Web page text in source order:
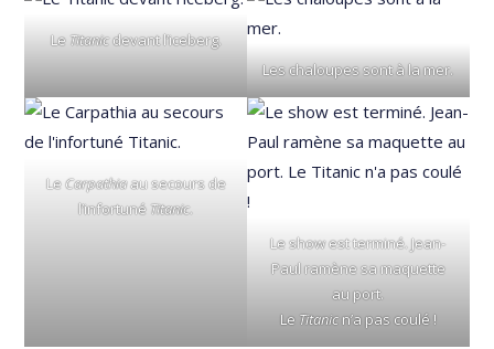
Le Titanicdevant l’iceberg.
Les chaloupes sont à la mer.
LeCarpathiaau secours de
l’infortuné Titanic.
Le show est terminé. Jean-
Paul ramène sa maquette
au port.
Le Titanicn’a pas coulé !